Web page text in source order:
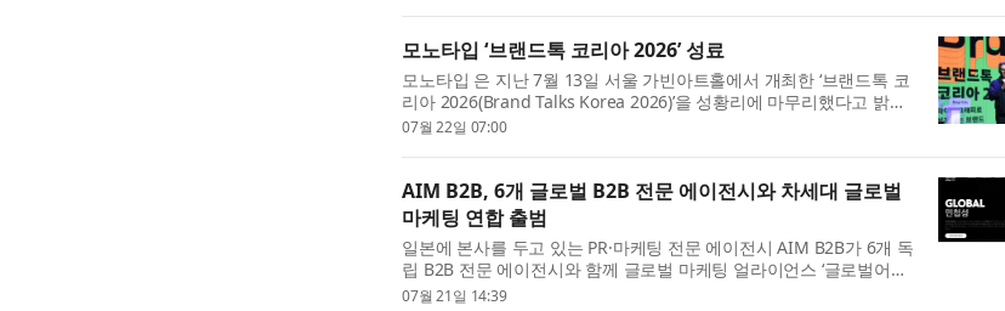
모노타입 ‘브랜드톡 코리아 2026’ 성료
모노타입 은 지난 7월 13일 서울 가빈아트홀에서 개최한 ‘브랜드톡 코
리아 2026(Brand Talks Korea 2026)’을 성황리에 마무리했다고 밝혔
다. 올해로 3회째를 맞은 브랜드톡 코리아는 국내 브랜딩, 디자인, 마
07월 22일 07:00
AIM B2B, 6개 글로벌 B2B 전문 에이전시와 차세대 글로벌
마케팅 연합 출범
일본에 본사를 두고 있는 PR·마케팅 전문 에이전시 AIM B2B가 6개 독
립 B2B 전문 에이전시와 함께 글로벌 마케팅 얼라이언스 ‘글로벌어질
리티(GlobalAgility)’를 출범했다. 글로벌어질리티는 고정된 네트워크
07월 21일 14:39